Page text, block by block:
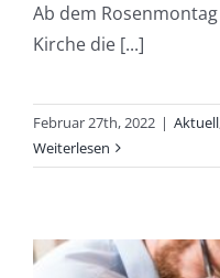
Ab dem
Kirche die [...]
Februar 27th, 2022 | Aktuell
Weiterlesen